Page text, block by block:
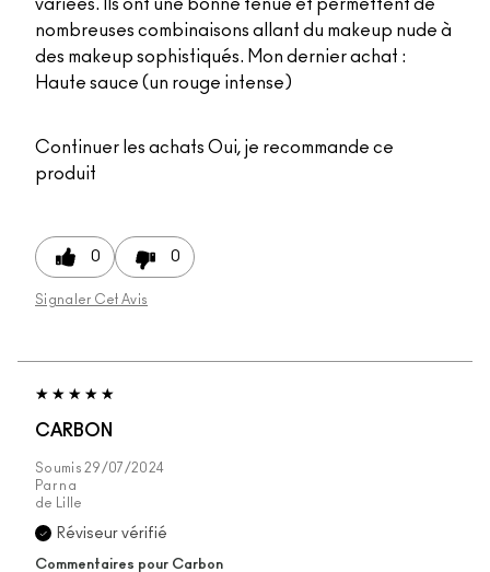
variées. Ils ont une bonne tenue et permettent de
nombreuses combinaisons allant du makeup nude à
des makeup sophistiqués. Mon dernier achat :
Haute sauce (un rouge intense)
Continuer les achats Oui, je recommande ce
produit
0 0
Signaler Cet Avis
CARBON
Soumis 29/07/2024
Par na
de
Lille
Réviseur vérifié
Commentaires pour Carbon